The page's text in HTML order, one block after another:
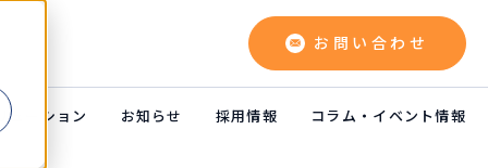
ューション お知らせ 採用情報 コラム・イベント情報
お問い合わせ